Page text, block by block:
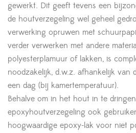
gewerkt. Dit geeft tevens een
de houtverzegeling wel geheel
verwerking opruwen met
verder verwerken met andere
polyesterplamuur of lakken, is
noodzakelijk, d.w.z. afhankelijk van
een dag (bij kamertemperatuur).
Behalve om in het hout in te
epoxyhoutverzegeling ook
hoogwaardige epoxy-lak voor niet